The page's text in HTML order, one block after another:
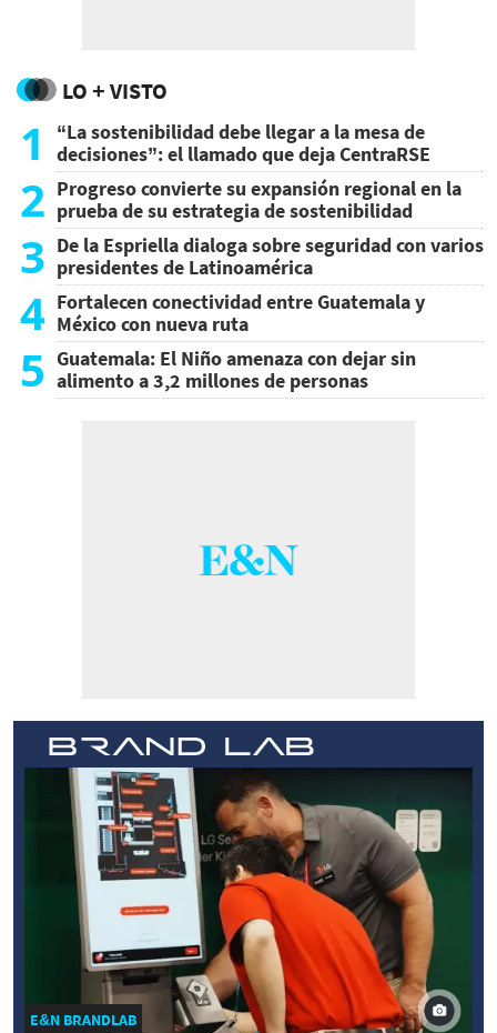
LO + VISTO
1
“La sostenibilidad debe llegar a la mesa de
decisiones”: el llamado que deja CentraRSE
2 Progreso convierte su expansión regional en la
prueba de su estrategia de sostenibilidad
3 De la Espriella dialoga sobre seguridad con varios
presidentes de Latinoamérica
4 Fortalecen conectividad entre Guatemala y
México con nueva ruta
5 Guatemala: El Niño amenaza con dejar sin
alimento a 3,2 millones de personas
E&N BRANDLAB